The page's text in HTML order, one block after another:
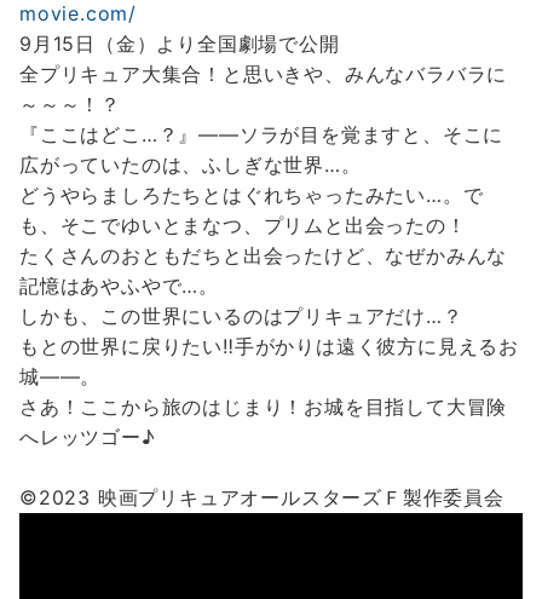
movie.com/
9月15日（金）より全国劇場で公開
全プリキュア大集合！と思いきや、みんなバラバラに
～～～！？
『ここはどこ…？』――ソラが目を覚ますと、そこに
広がっていたのは、ふしぎな世界…。
どうやらましろたちとはぐれちゃったみたい…。で
も、そこでゆいとまなつ、プリムと出会ったの！
たくさんのおともだちと出会ったけど、なぜかみんな
記憶はあやふやで…。
しかも、この世界にいるのはプリキュアだけ…？
もとの世界に戻りたい‼手がかりは遠く彼方に見えるお
城——。
さあ！ここから旅のはじまり！お城を目指して大冒険
へレッツゴー♪
©2023 映画プリキュアオールスターズＦ製作委員会